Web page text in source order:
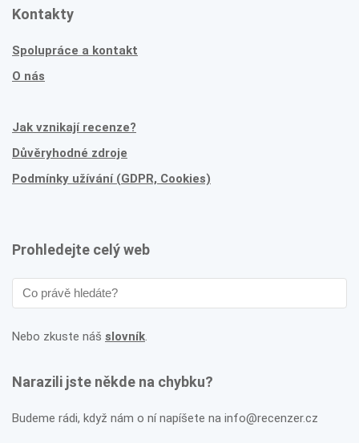
Kontakty
Spolupráce a kontakt
O nás
Jak vznikají recenze?
Důvěryhodné zdroje
Podmínky užívání (GDPR, Cookies)
Prohledejte celý web
Nebo zkuste náš slovník.
Narazili jste někde na chybku?
Budeme rádi, když nám o ní napíšete na info@recenzer.cz